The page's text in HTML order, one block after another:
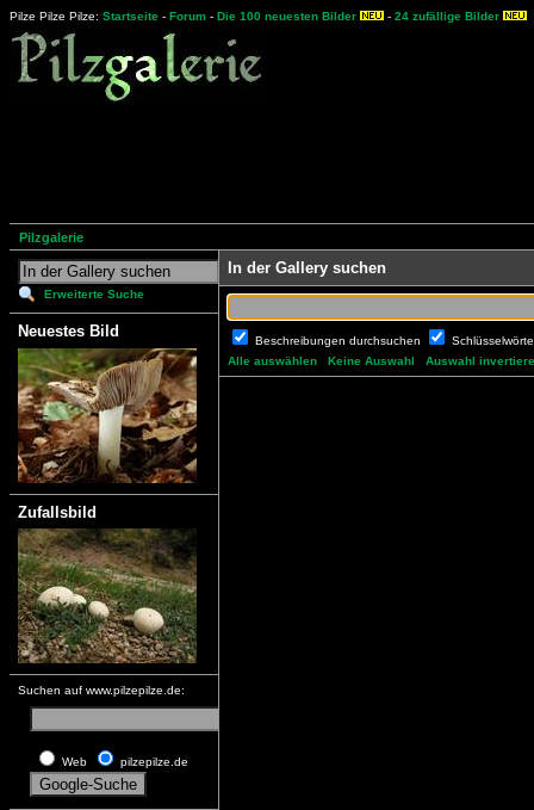
Pilze Pilze Pilze: Startseite - Forum - Die 100 neuesten Bilder - 24 zufällige Bilder
Pilzgalerie
Erweiterte Suche
Neuestes Bild
Zufallsbild
Suchen auf www.pilzepilze.de:
Web pilzepilze.de
In der Gallery suchen
Beschreibungen durchsuchen
Alle auswählen
Keine Auswahl Auswahl